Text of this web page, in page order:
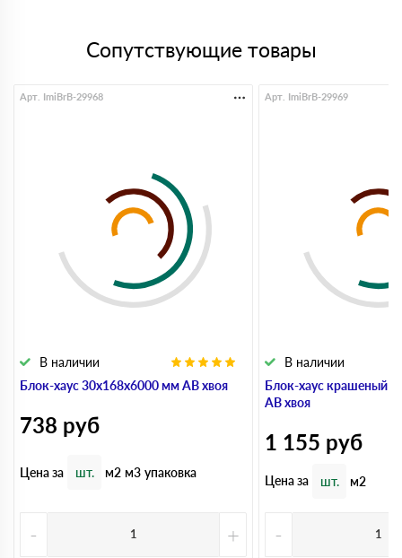
Сопутствующие товары
Блок-хаус 30x168x6000 мм АВ хвоя
В наличии
Арт. ImiBrB-29968
738 руб
Цена за шт. м2 м3 упаковка
- +
Блок-хаус крашеный
АВ хвоя
В наличии
Арт. ImiBrB-29969
1 155 руб
Цена за шт. м2
-